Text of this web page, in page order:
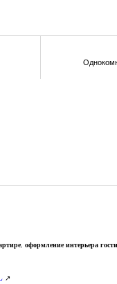
, оформление интерьера
↗